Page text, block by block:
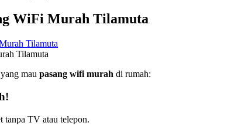
WiFi Murah Tilamuta
Tilamuta
mau pasang wifi murah di rumah:
tanpa TV atau telepon.